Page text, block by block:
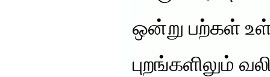
ஒன்று பற்கள்
புறங்களிலும்